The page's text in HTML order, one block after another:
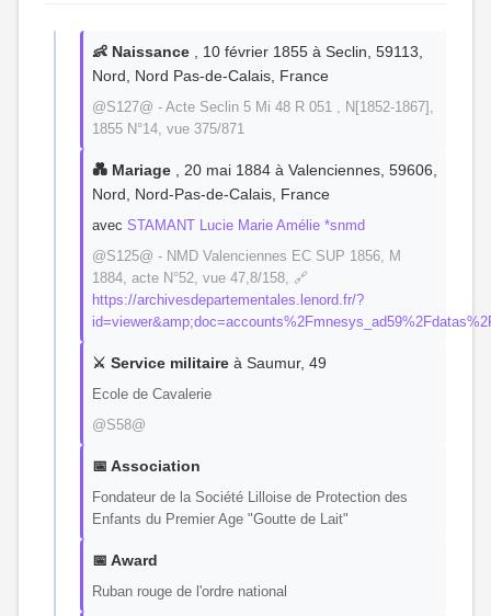
👶 Naissance , 10 février 1855 à Seclin, 59113,
Nord, Nord Pas-de-Calais, France
@S127@ - Acte Seclin 5 Mi 48 R 051 , N[1852-1867],
1855 N°14, vue 375/871
💑 Mariage , 20 mai 1884 à Valenciennes, 59606,
Nord, Nord-Pas-de-Calais, France
avec STAMANT Lucie Marie Amélie *snmd
@S125@ - NMD Valenciennes EC SUP 1856, M
1884, acte N°52, vue 47,8/158, 🔗
https://archivesdepartementales.lenord.fr/?
⚔️ Service militaire à Saumur, 49
Ecole de Cavalerie
@S58@
📅 Association
Fondateur de la Société Lilloise de Protection des
Enfants du Premier Age "Goutte de Lait"
📅 Award
Ruban rouge de l'ordre national